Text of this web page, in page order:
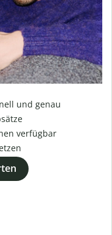
und genau
verfügbar